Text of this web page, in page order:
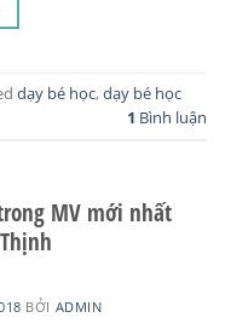
dạy bé học,dạy bé học
1 Bình luận
MV mới nhất
BỞI ADMIN